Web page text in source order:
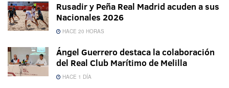
Rusadir y Peña Real Madrid acuden a sus
Nacionales 2026
HACE 20 HORAS
Ángel Guerrero destaca la colaboración
del Real Club Marítimo de Melilla
HACE 1 DÍA